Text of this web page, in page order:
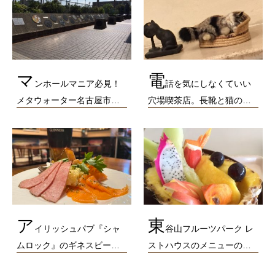
マ ンホールマニア必見！
メタウォーター名古屋市…
電話を気にしなくていい
穴場喫茶店。長靴と猫の…
ア イリッシュパブ『シャ
ムロック』のギネスビー…
東谷山フルーツパーク レ
ストハウスのメニューの…